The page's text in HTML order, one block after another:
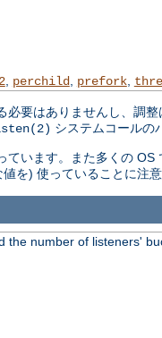
, perchild, prefork,
要はありませんし、調
システムコールの
います。また多くの
を) 使っていることに注意
the number of listeners'